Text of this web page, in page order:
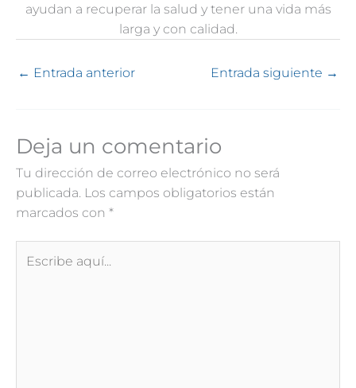
ayudan a recuperar la salud y tener una vida más
larga y con calidad.
← Entrada anterior Entrada siguiente →
Deja un comentario
Tu dirección de correo electrónico no será
publicada. Los campos obligatorios están
marcados con *
aquí...